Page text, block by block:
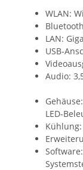
WLAN:
LAN:
USB-
Audio:
LED-